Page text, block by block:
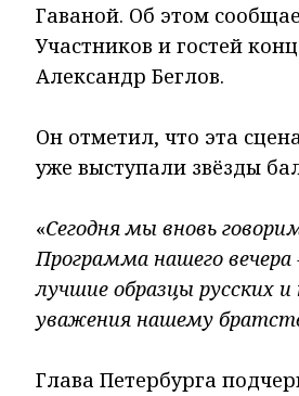
Гаваной. Об этом
Участников и гостей
Александр Беглов.
Он отметил, что эта
уже выступали звёзды
«Сегодня мы вновь
Программа нашего
лучшие образцы русских
уважения нашему
Глава Петербурга